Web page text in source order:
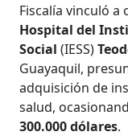
Fiscalía vinculó
Hospital del
Social (IESS)
Guayaquil,
adquisición de
salud,
300.000 dólares.